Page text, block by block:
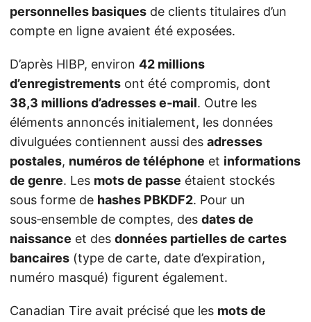
personnelles basiques de clients titulaires d’un
compte en ligne avaient été exposées.
D’après HIBP, environ 42 millions
d’enregistrements ont été compromis, dont
38,3 millions d’adresses e‑mail. Outre les
éléments annoncés initialement, les données
divulguées contiennent aussi des adresses
postales, numéros de téléphone et informations
de genre. Les mots de passe étaient stockés
sous forme de hashes PBKDF2. Pour un
sous‑ensemble de comptes, des dates de
naissance et des données partielles de cartes
bancaires (type de carte, date d’expiration,
numéro masqué) figurent également.
Canadian Tire avait précisé que les mots de